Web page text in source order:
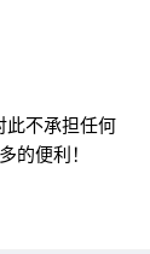
此不承担任何
的便利！